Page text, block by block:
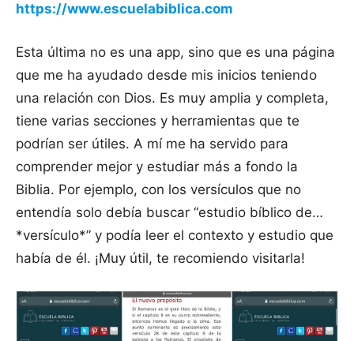
https://www.escuelabiblica.com
Esta última no es una app, sino que es una página
que me ha ayudado desde mis inicios teniendo
una relación con Dios. Es muy amplia y completa,
tiene varias secciones y herramientas que te
podrían ser útiles. A mí me ha servido para
comprender mejor y estudiar más a fondo la
Biblia. Por ejemplo, con los versículos que no
entendía solo debía buscar “estudio bíblico de…
*versículo*” y podía leer el contexto y estudio que
había de él. ¡Muy útil, te recomiendo visitarla!